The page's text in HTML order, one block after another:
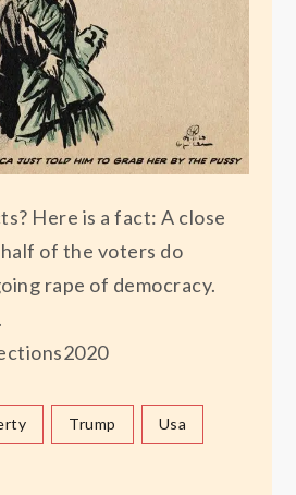
Here is a fact: A close
half of the voters do
rape of democracy.
Trump Usa